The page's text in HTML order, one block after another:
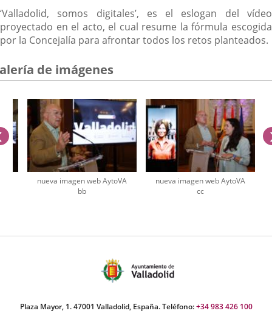
‘Valladolid, somos digitales’, es el eslogan del vídeo
proyectado en el acto, el cual resume la fórmula escogida
por la Concejalía para afrontar todos los retos planteados.
de imágenes
nueva imagen web AytoVA
bb
nueva imagen web AytoVA
cc
anterior
Plaza Mayor, 1. 47001 Valladolid, España. Teléfono:+34 983 426 100